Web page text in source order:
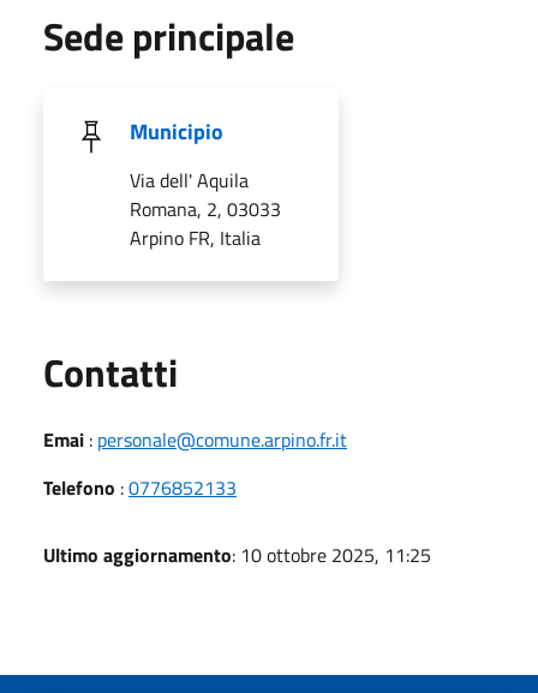
Sede principale
Municipio
Via dell' Aquila
Romana, 2, 03033
Arpino FR, Italia
Contatti
Emai : personale@comune.arpino.fr.it
Telefono :0776852133
Ultimo aggiornamento: 10 ottobre 2025, 11:25